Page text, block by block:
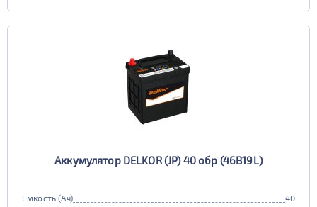
Аккумулятор DELKOR (JP) 40 обр (46B19L)
Емкость (Ач)
40